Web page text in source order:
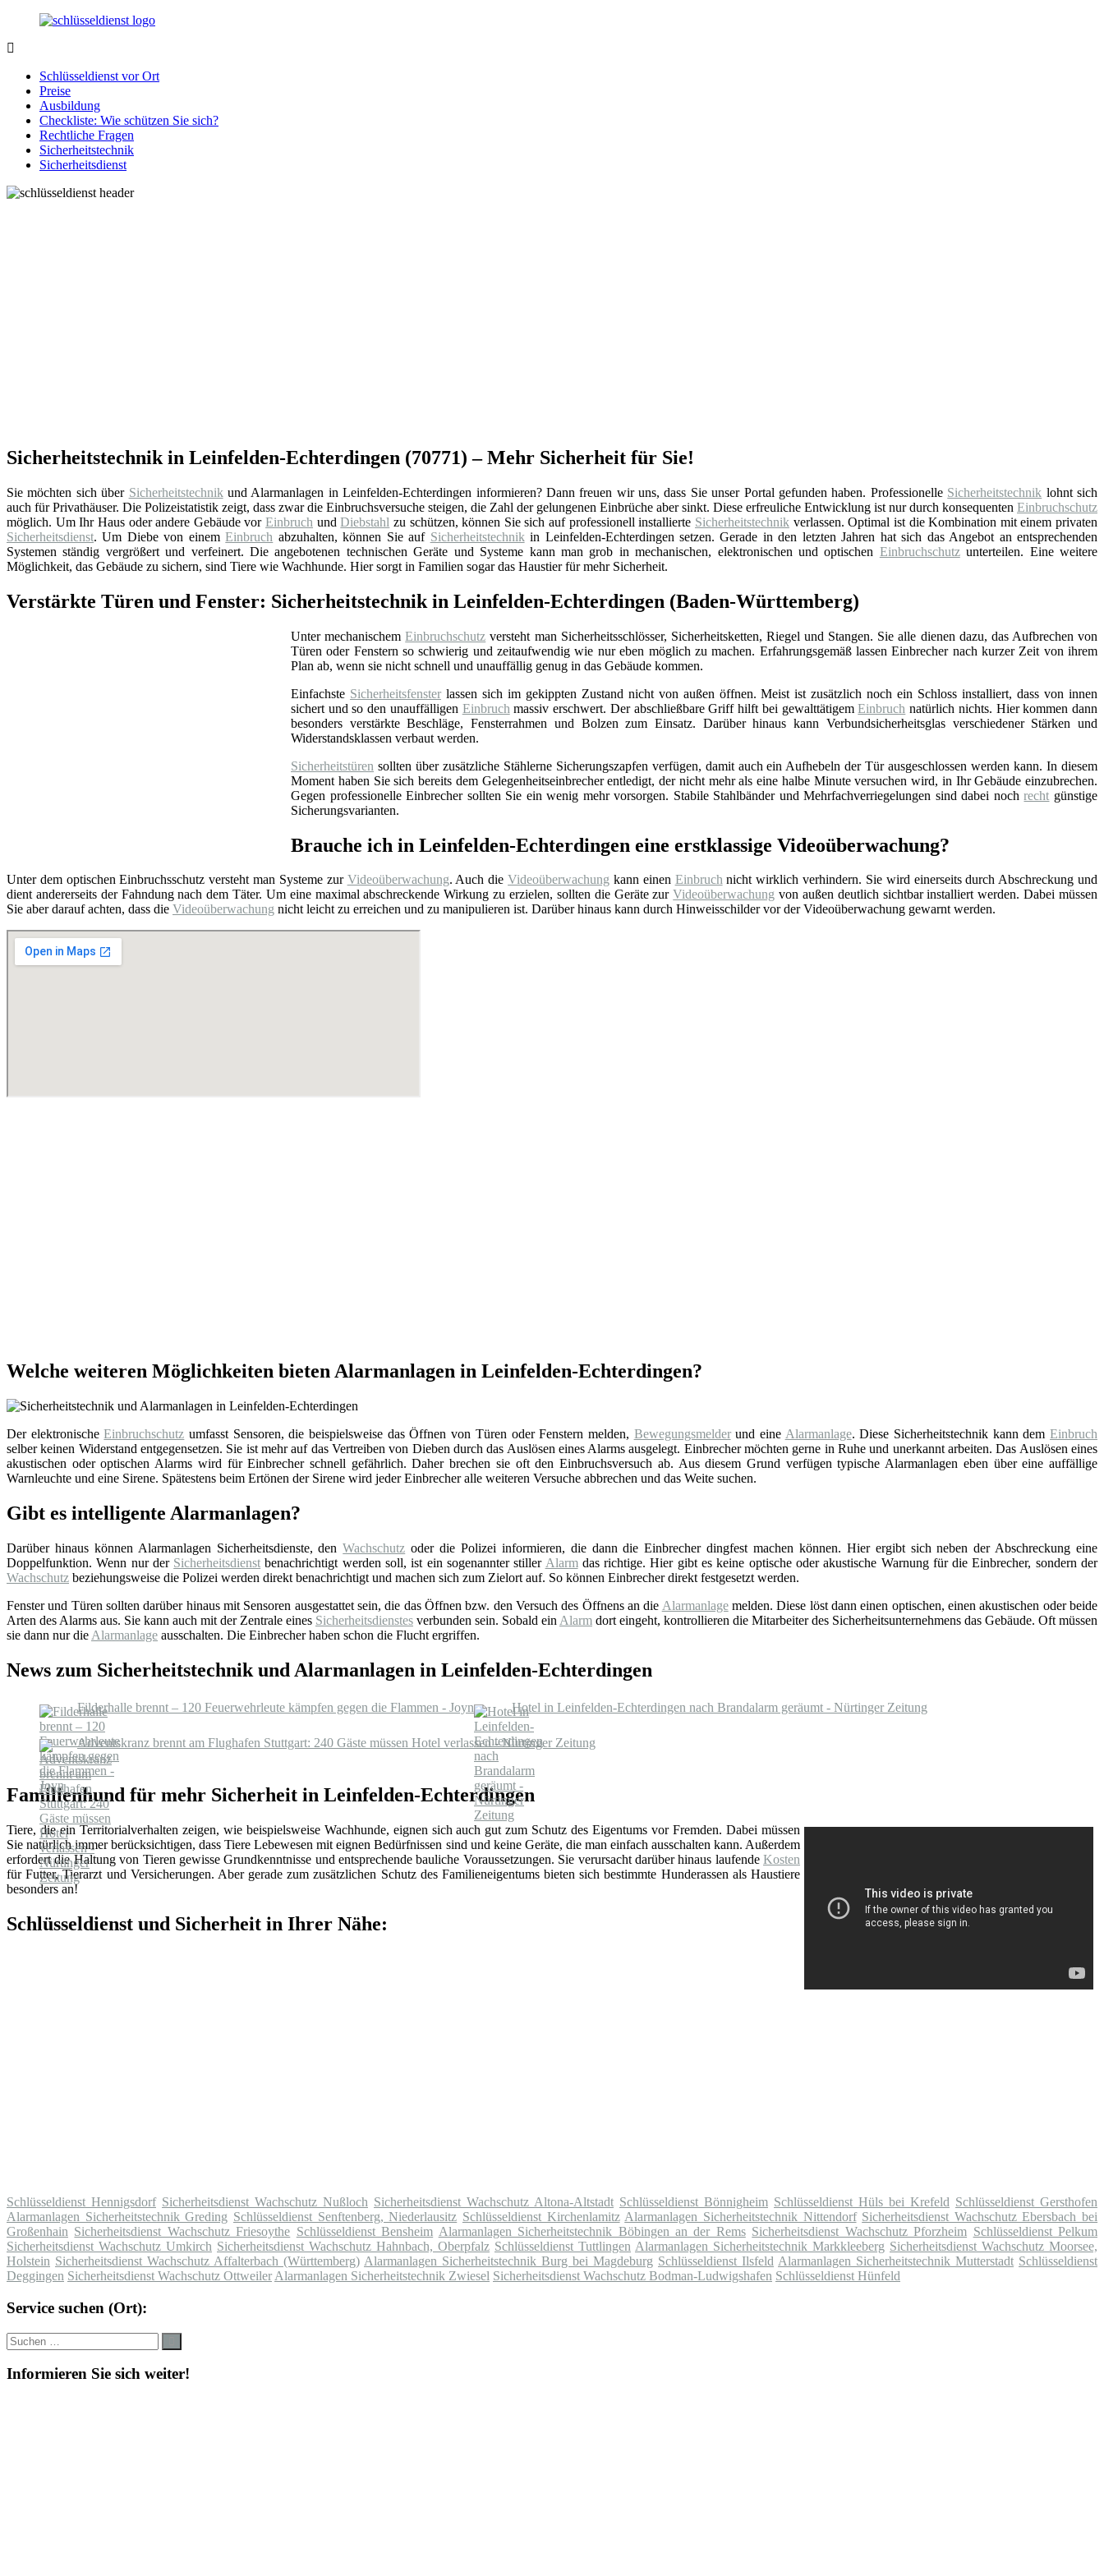
Zurück
Inhalt
Notlage
wird
gelöst!
Schlüsseldienst vor Ort
Preise
Ausbildung
Checkliste: Wie schützen Sie sich?
Rechtliche Fragen
Sicherheitstechnik
Sicherheitsdienst
Sicherheitstechnik in Leinfelden-Echterdingen (70771) – Mehr Sicherheit für Sie!
Sie möchten sich über Sicherheitstechnikund Alarmanlagen in Leinfelden-Echterdingen informieren? Dann freuen wir uns, dass Sie unser Portal gefunden haben. Professionelle Sicherheitstechnik lohnt sich
auch für Privathäuser. Die Polizeistatistik zeigt, dass zwar die Einbruchsversuche steigen, die Zahl der gelungenen Einbrüche aber sinkt. Diese erfreuliche Entwicklung ist nur durch konsequenten Einbruchschutz
möglich. Um Ihr Haus oder andere Gebäude vorEinbruch undDiebstahl zu schützen, können Sie sich auf professionell installierte Sicherheitstechnikverlassen. Optimal ist die Kombination mit einem privaten
Sicherheitsdienst. Um Diebe von einemEinbruch abzuhalten, können Sie auf Sicherheitstechnikin Leinfelden-Echterdingen setzen. Gerade in den letzten Jahren hat sich das Angebot an entsprechenden
Systemen ständig vergrößert und verfeinert. Die angebotenen technischen Geräte und Systeme kann man grob in mechanischen, elektronischen und optischen Einbruchschutzunterteilen. Eine weitere
Möglichkeit, das Gebäude zu sichern, sind Tiere wie Wachhunde. Hier sorgt in Familien sogar das Haustier für mehr Sicherheit.
Verstärkte Türen und Fenster: Sicherheitstechnik in Leinfelden-Echterdingen (Baden-Württemberg)
Unter mechanischemEinbruchschutz versteht man Sicherheitsschlösser, Sicherheitsketten, Riegel und Stangen. Sie alle dienen dazu, das Aufbrechen von
Türen oder Fenstern so schwierig und zeitaufwendig wie nur eben möglich zu machen. Erfahrungsgemäß lassen Einbrecher nach kurzer Zeit von ihrem
Plan ab, wenn sie nicht schnell und unauffällig genug in das Gebäude kommen.
Einfachste Sicherheitsfensterlassen sich im gekippten Zustand nicht von außen öffnen. Meist ist zusätzlich noch ein Schloss installiert, dass von innen
sichert und so den unauffälligen Einbruch massiv erschwert. Der abschließbare Griff hilft bei gewalttätigemEinbruch natürlich nichts. Hier kommen dann
besonders verstärkte Beschläge, Fensterrahmen und Bolzen zum Einsatz. Darüber hinaus kann Verbundsicherheitsglas verschiedener Stärken und
Widerstandsklassen verbaut werden.
Sicherheitstüren sollten über zusätzliche Stählerne Sicherungszapfen verfügen, damit auch ein Aufhebeln der Tür ausgeschlossen werden kann. In diesem
Moment haben Sie sich bereits dem Gelegenheitseinbrecher entledigt, der nicht mehr als eine halbe Minute versuchen wird, in Ihr Gebäude einzubrechen.
Gegen professionelle Einbrecher sollten Sie ein wenig mehr vorsorgen. Stabile Stahlbänder und Mehrfachverriegelungen sind dabei nochrecht günstige
Sicherungsvarianten.
Brauche ich in Leinfelden-Echterdingen eine erstklassige Videoüberwachung?
Unter dem optischen Einbruchsschutz versteht man Systeme zur Videoüberwachung. Auch dieVideoüberwachung kann einen Einbruchnicht wirklich verhindern. Sie wird einerseits durch Abschreckung und
dient andererseits der Fahndung nach dem Täter. Um eine maximal abschreckende Wirkung zu erzielen, sollten die Geräte zurVideoüberwachung von außen deutlich sichtbar installiert werden. Dabei müssen
Sie aber darauf achten, dass die Videoüberwachung nicht leicht zu erreichen und zu manipulieren ist. Darüber hinaus kann durch Hinweisschilder vor der Videoüberwachung gewarnt werden.
Welche weiteren Möglichkeiten bieten Alarmanlagen in Leinfelden-Echterdingen?
Der elektronischeEinbruchschutz umfasst Sensoren, die beispielsweise das Öffnen von Türen oder Fenstern melden, Bewegungsmelderund eine Alarmanlage. Diese Sicherheitstechnik kann demEinbruch
selber keinen Widerstand entgegensetzen. Sie ist mehr auf das Vertreiben von Dieben durch das Auslösen eines Alarms ausgelegt. Einbrecher möchten gerne in Ruhe und unerkannt arbeiten. Das Auslösen eines
akustischen oder optischen Alarms wird für Einbrecher schnell gefährlich. Daher brechen sie oft den Einbruchsversuch ab. Aus diesem Grund verfügen typische Alarmanlagen eben über eine auffällige
Warnleuchte und eine Sirene. Spätestens beim Ertönen der Sirene wird jeder Einbrecher alle weiteren Versuche abbrechen und das Weite suchen.
Gibt es intelligente Alarmanlagen?
Darüber hinaus können Alarmanlagen Sicherheitsdienste, denWachschutz oder die Polizei informieren, die dann die Einbrecher dingfest machen können. Hier ergibt sich neben der Abschreckung eine
Doppelfunktion. Wenn nur der Sicherheitsdienst benachrichtigt werden soll, ist ein sogenannter stiller Alarmdas richtige. Hier gibt es keine optische oder akustische Warnung für die Einbrecher, sondern der
Wachschutz beziehungsweise die Polizei werden direkt benachrichtigt und machen sich zum Zielort auf. So können Einbrecher direkt festgesetzt werden.
Fenster und Türen sollten darüber hinaus mit Sensoren ausgestattet sein, die das Öffnen bzw. den Versuch des Öffnens an die Alarmanlagemelden. Diese löst dann einen optischen, einen akustischen oder beide
Arten des Alarms aus. Sie kann auch mit der Zentrale eines Sicherheitsdienstes verbunden sein. Sobald ein Alarm dort eingeht, kontrollieren die Mitarbeiter des Sicherheitsunternehmens das Gebäude. Oft müssen
sie dann nur die Alarmanlage ausschalten. Die Einbrecher haben schon die Flucht ergriffen.
News zum Sicherheitstechnik und Alarmanlagen in Leinfelden-Echterdingen
Filderhalle brennt – 120 Feuerwehrleute kämpfen gegen die Flammen - Joyn Hotel in Leinfelden-Echterdingen nach Brandalarm geräumt - Nürtinger Zeitung
Adventskranz brennt am Flughafen Stuttgart: 240 Gäste müssen Hotel verlassen - Nürtinger Zeitung
Familienhund für mehr Sicherheit in Leinfelden-Echterdingen
Tiere, die ein Territorialverhalten zeigen, wie beispielsweise Wachhunde, eignen sich auch gut zum Schutz des Eigentums vor Fremden. Dabei müssen
Sie natürlich immer berücksichtigen, dass Tiere Lebewesen mit eignen Bedürfnissen sind und keine Geräte, die man einfach ausschalten kann. Außerdem
erfordert die Haltung von Tieren gewisse Grundkenntnisse und entsprechende bauliche Voraussetzungen. Sie verursacht darüber hinaus laufende Kosten
für Futter, Tierarzt und Versicherungen. Aber gerade zum zusätzlichen Schutz des Familieneigentums bieten sich bestimmte Hunderassen als Haustiere
besonders an!
Schlüsseldienst und Sicherheit in Ihrer Nähe:
Schlüsseldienst Hennigsdorf Sicherheitsdienst Wachschutz Nußloch Sicherheitsdienst Wachschutz Altona-Altstadt Schlüsseldienst Bönnigheim Schlüsseldienst Hüls bei Krefeld Schlüsseldienst Gersthofen
Alarmanlagen Sicherheitstechnik Greding Schlüsseldienst Senftenberg, Niederlausitz Schlüsseldienst Kirchenlamitz Alarmanlagen Sicherheitstechnik Nittendorf Sicherheitsdienst Wachschutz Ebersbach bei
Großenhain Sicherheitsdienst Wachschutz Friesoythe Schlüsseldienst Bensheim Alarmanlagen Sicherheitstechnik Böbingen an der Rems Sicherheitsdienst Wachschutz Pforzheim Schlüsseldienst Pelkum
Sicherheitsdienst Wachschutz Umkirch Sicherheitsdienst Wachschutz Hahnbach, Oberpfalz Schlüsseldienst Tuttlingen Alarmanlagen Sicherheitstechnik Markkleeberg Sicherheitsdienst Wachschutz Moorsee,
Holstein Sicherheitsdienst Wachschutz Affalterbach (Württemberg) Alarmanlagen Sicherheitstechnik Burg bei Magdeburg Schlüsseldienst Ilsfeld Alarmanlagen Sicherheitstechnik Mutterstadt Schlüsseldienst
Deggingen Sicherheitsdienst Wachschutz Ottweiler Alarmanlagen Sicherheitstechnik Zwiesel Sicherheitsdienst Wachschutz Bodman-Ludwigshafen Schlüsseldienst Hünfeld
Service suchen (Ort):
Suche
nach:
Informieren Sie sich weiter!